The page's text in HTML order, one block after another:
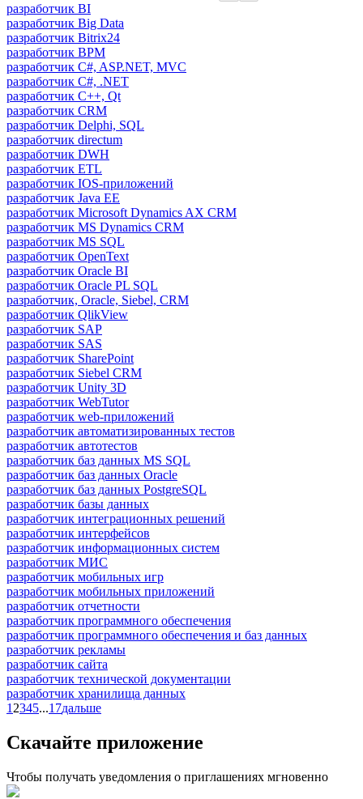
разработчик BI
разработчик Big Data
разработчик Bitrix24
разработчик BPM
разработчик C#, ASP.NET, MVC
разработчик C#, .NET
разработчик C++, Qt
разработчик CRM
разработчик Delphi, SQL
разработчик directum
разработчик DWH
разработчик ETL
разработчик IOS-приложений
разработчик Java ЕЕ
разработчик Microsoft Dynamics AX CRM
разработчик MS Dynamics CRM
разработчик MS SQL
разработчик OpenText
разработчик Oracle BI
разработчик Oracle PL SQL
разработчик, Oracle, Siebel, CRM
разработчик QlikView
разработчик SAP
разработчик SAS
разработчик SharePoint
разработчик Siebel CRM
разработчик Unity 3D
разработчик WebTutor
разработчик web-приложений
разработчик автоматизированных тестов
разработчик автотестов
разработчик баз данных MS SQL
разработчик баз данных Oracle
разработчик баз данных PostgreSQL
разработчик базы данных
разработчик интеграционных решений
разработчик интерфейсов
разработчик информационных систем
разработчик МИС
разработчик мобильных игр
разработчик мобильных приложений
разработчик отчетности
разработчик программного обеспечения
разработчик программного обеспечения и баз данных
разработчик рекламы
разработчик сайта
разработчик технической документации
разработчик хранилища данных
1 2345...17дальше
Скачайте приложение
Чтобы получать уведомления о приглашениях мгновенно